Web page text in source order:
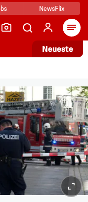
NewsFlix
Neueste